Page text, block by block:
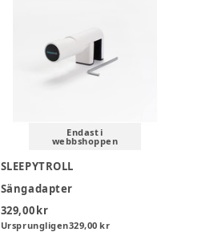
Endast i
webbshoppen
SLEEPYTROLL
Sängadapter
329,00 kr
Ursprungligen329,00 kr